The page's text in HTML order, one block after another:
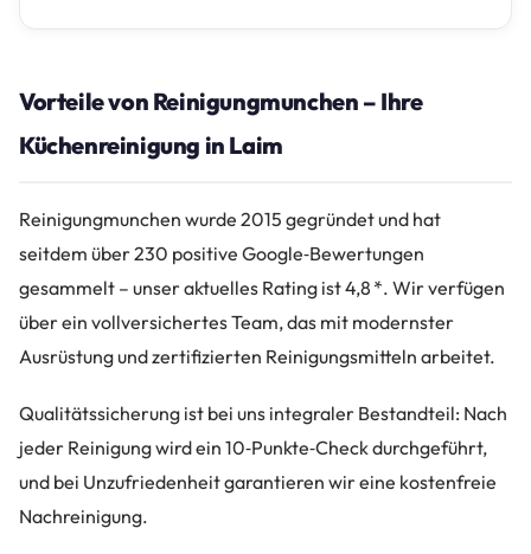
Vorteile von Reinigungmunchen – Ihre
Küchenreinigung in Laim
Reinigungmunchen wurde 2015 gegründet und hat
seitdem über 230 positive Google‑Bewertungen
gesammelt – unser aktuelles Rating ist 4,8 *. Wir verfügen
über ein vollversichertes Team, das mit modernster
Ausrüstung und zertifizierten Reinigungsmitteln arbeitet.
Qualitätssicherung ist bei uns integraler Bestandteil: Nach
jeder Reinigung wird ein 10‑Punkte‑Check durchgeführt,
und bei Unzufriedenheit garantieren wir eine kostenfreie
Nachreinigung.